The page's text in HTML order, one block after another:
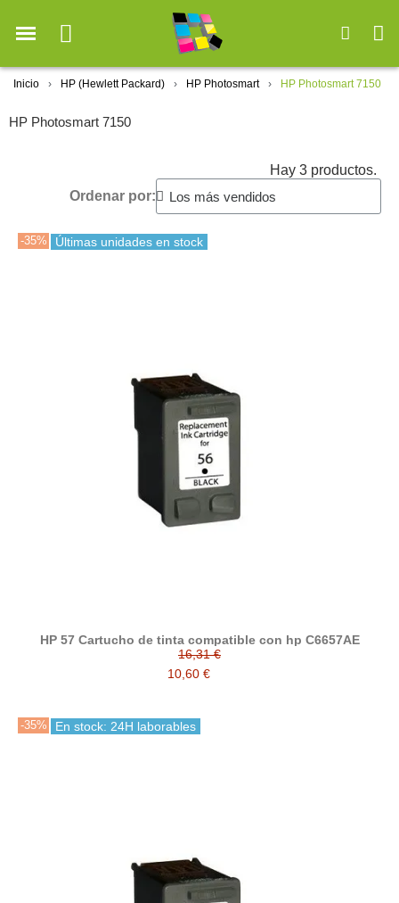
Inicio HP (Hewlett Packard) HP Photosmart HP Photosmart 7150
HP Photosmart 7150
Hay 3 productos.
Ordenar por:
-35% Últimas unidades en stock
HP 57 Cartucho de tinta compatible con hp C6657AE
16,31 €
10,60 €
-35% En stock: 24H laborables